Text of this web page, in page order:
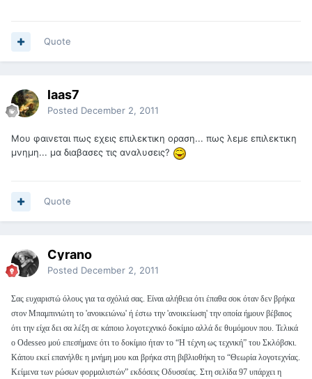
Quote
laas7
Posted December 2, 2011
Μου φαινεται πως εχεις επιλεκτικη οραση... πως λεμε επιλεκτικη
μνημη... μα διαβασες τις αναλυσεις?
Quote
Cyrano
Posted December 2, 2011
Σας ευχαριστώ όλους για τα σχόλιά σας. Είναι αλήθεια ότι έπαθα σοκ όταν δεν βρήκα
στον Μπαμπινιώτη το 'ανοικειώνω' ή έστω την 'ανοικείωση' την οποία ήμουν βέβαιος
ότι την είχα δει σα λέξη σε κάποιο λογοτεχνικό δοκίμιο αλλά δε θυμόμουν που. Τελικά
ο Odesseo μού επεσήμανε ότι το δοκίμιο ήταν το “Η τέχνη ως τεχνική” του Σκλόβσκι.
Κάπου εκεί επανήλθε η μνήμη μου και βρήκα στη βιβλιοθήκη το “Θεωρία λογοτεχνίας.
Κείμενα των ρώσων φορμαλιστών” εκδόσεις Οδυσσέας. Στη σελίδα 97 υπάρχει η